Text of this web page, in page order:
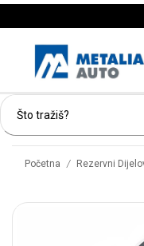
Početna / Rezervni